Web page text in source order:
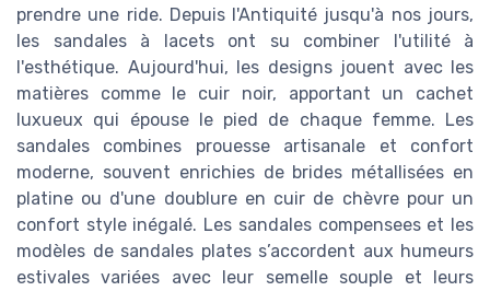
prendre une ride. Depuis l'Antiquité jusqu'à nos jours,
les sandales à lacets ont su combiner l'utilité à
l'esthétique. Aujourd'hui, les designs jouent avec les
matières comme le cuir noir, apportant un cachet
luxueux qui épouse le pied de chaque femme. Les
sandales combines prouesse artisanale et confort
moderne, souvent enrichies de brides métallisées en
platine ou d'une doublure en cuir de chèvre pour un
confort style inégalé. Les sandales compensees et les
modèles de sandales plates s’accordent aux humeurs
estivales variées avec leur semelle souple et leurs